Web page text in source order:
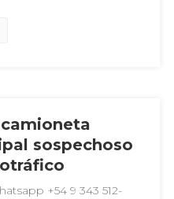
sospechoso
+54 9 343 512-